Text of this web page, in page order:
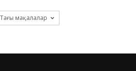
Тағы мақалалар